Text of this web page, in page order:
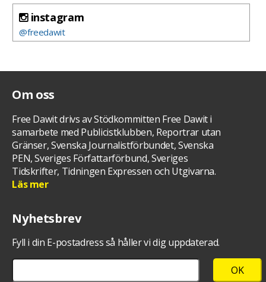
instagram
@freedawit
Om oss
Free Dawit drivs av Stödkommitten Free Dawit i
samarbete med Publicistklubben, Reportrar utan
Gränser, Svenska Journalistförbundet, Svenska
PEN, Sveriges Författarförbund, Sveriges
Tidskrifter, Tidningen Expressen och Utgivarna.
Läs mer
Nyhetsbrev
Fyll i din E-postadress så håller vi dig uppdaterad.